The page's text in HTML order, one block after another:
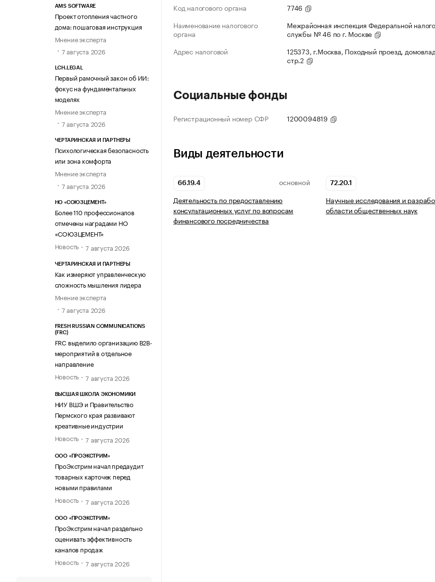
AMS SOFTWARE
Проект отопления частного
дома: пошаговая инструкция
Мнение эксперта
7 августа 2026
LCH.LEGAL
Первый рамочный закон об ИИ:
фокус на фундаментальных
моделях
Мнение эксперта
7 августа 2026
ЧЕРТАРИНСКАЯ И ПАРТНЕРЫ
Психологическая безопасность
или зона комфорта
Мнение эксперта
7 августа 2026
НО «СОЮЗЦЕМЕНТ»
Более 110 профессионалов
отмечены наградами НО
«СОЮЗЦЕМЕНТ»
Новость
7 августа 2026
ЧЕРТАРИНСКАЯ И ПАРТНЕРЫ
Как измеряют управленческую
сложность мышления лидера
Мнение эксперта
7 августа 2026
FRESH RUSSIAN COMMUNICATIONS
(FRC)
FRC выделило организацию B2B-
мероприятий в отдельное
направление
Новость
7 августа 2026
ВЫСШАЯ ШКОЛА ЭКОНОМИКИ
НИУ ВШЭ и Правительство
Пермского края развивают
креативные индустрии
Новость
7 августа 2026
ООО «ПРОЭКСТРИМ»
ПроЭкстрим начал предаудит
товарных карточек перед
новыми правилами
Новость
7 августа 2026
ООО «ПРОЭКСТРИМ»
ПроЭкстрим начал раздельно
оценивать эффективность
каналов продаж
Новость
7 августа 2026
Код налогового органа
7746
Наименование налогового
органа
Межрайонная инспекция Федеральной
службы № 46 по г. Москве
Адрес налоговой
125373, г.Москва, Походный проезд,
стр.2
Социальные фонды
Регистрационный номер СФР 1200094819
Виды деятельности
66.19.4 ОСНОВНОЙ
Деятельность по предоставлению
консультационных услуг по вопросам
финансового посредничества
72.20.1
Научные исследования и
области общественных наук